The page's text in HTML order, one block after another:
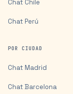
Chat Chile
Chat Perú
POR CIUDAD
Chat Madrid
Chat Barcelona